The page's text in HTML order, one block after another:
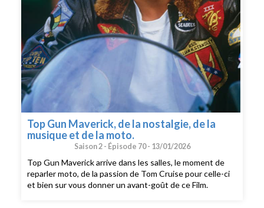
Top Gun Maverick, de la nostalgie, de la
musique et de la moto.
Saison 2 - Épisode 70 - 13/01/2026
Top Gun Maverick arrive dans les salles, le moment de
reparler moto, de la passion de Tom Cruise pour celle-ci
et bien sur vous donner un avant-goût de ce Film.